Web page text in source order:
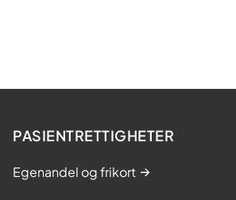
PASIENTRETTIGHETER
Egenandel og frikort